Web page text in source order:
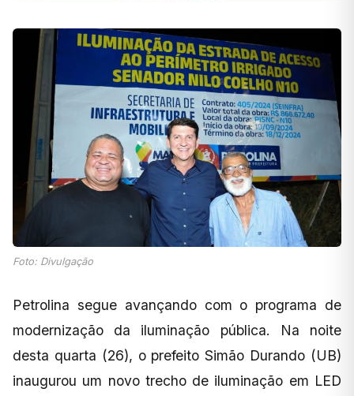
Foto: Divulgação
Petrolina segue avançando com o programa de
modernização da iluminação pública. Na noite
desta quarta (26), o prefeito Simão Durando (UB)
inaugurou um novo trecho de iluminação em LED